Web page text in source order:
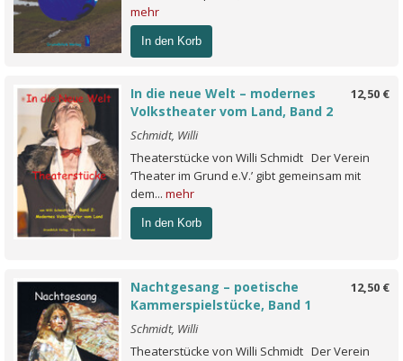
mehr
In den Korb
12,50 €
In die neue Welt – modernes
Volkstheater vom Land, Band 2
Schmidt, Willi
Theaterstücke von Willi Schmidt Der Verein
‘Theater im Grund e.V.’ gibt gemeinsam mit
dem... mehr
In den Korb
12,50 €
Nachtgesang – poetische
Kammerspielstücke, Band 1
Schmidt, Willi
Theaterstücke von Willi Schmidt Der Verein